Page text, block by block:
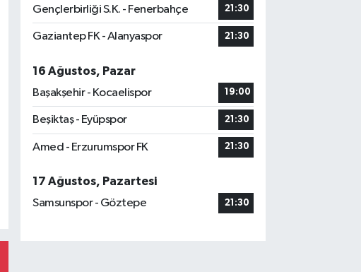
Gençlerbirliği S.K. - Fenerbahçe 21:30
Gaziantep FK - Alanyaspor 21:30
16 Ağustos, Pazar
Başakşehir - Kocaelispor
19:00
Beşiktaş - Eyüpspor 21:30
Amed - Erzurumspor FK 21:30
17 Ağustos, Pazartesi
Samsunspor - Göztepe
21:30